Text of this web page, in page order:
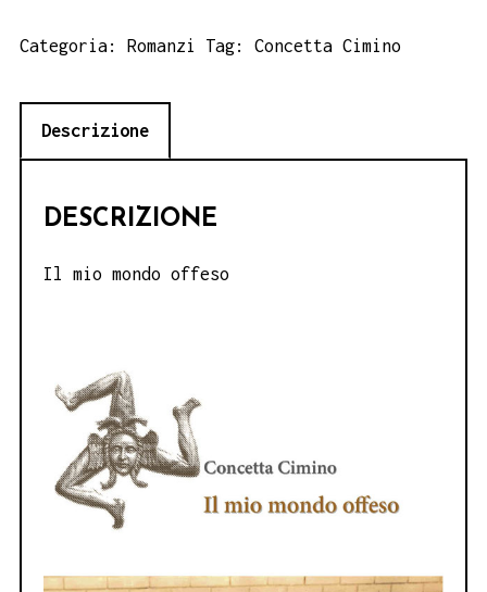
mondo
-
Concetta
quantità
Categoria: Romanzi Tag: Concetta Cimino
Descrizione
DESCRIZIONE
Il mio mondo offeso